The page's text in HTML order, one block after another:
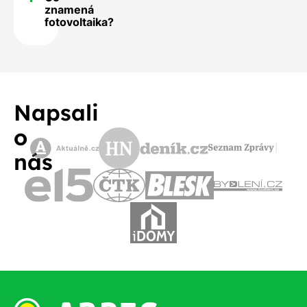
znamená
fotovoltaika?
Napsali
o
nás